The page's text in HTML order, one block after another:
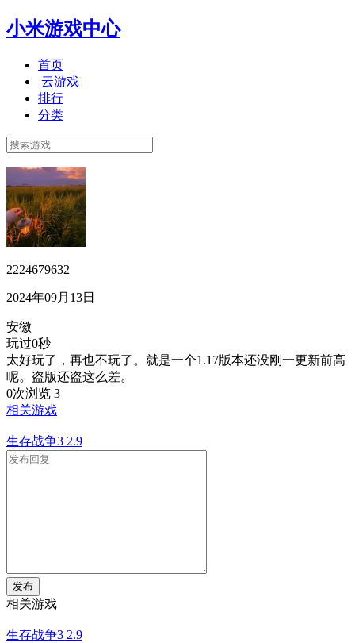
小米游戏中心
首页
云游戏
排行
分类
2224679632
2024年09月13日
安徽
玩过0秒
太好玩了，再也不玩了。就是一个1.17版本还没刚一更新前高
呢。盗版还盗这么差。
0次浏览 3
相关游戏
生存战争3 2.9
发布
相关游戏
生存战争3 2.9